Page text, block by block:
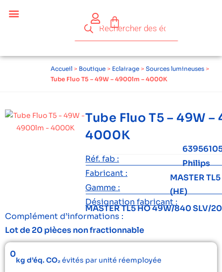
Accueil > Boutique > Eclairage > Sources lumineuses >
Tube Fluo T5 – 49W – 4900lm – 4000K
Tube Fluo T5 – 49W
4000K
Réf. fab :
Fabricant :
Philips
Gamme :
MASTER
(HE)
Désignation fabricant :
MASTER TL5 HO 49W/840 SLV/20
Complément d’informations :
Lot de 20 pièces non fractionnable
0
kg d’éq. CO₂évités par unité réemployée